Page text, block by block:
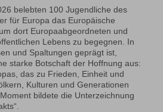
belebten 100 Jugendliche des
für Europa das Europäische
dort Europaabgeordneten und
Lebens zu begegnen. In
und Spaltungen geprägt ist,
starke Botschaft der Hoffnung aus:
das zu Frieden, Einheit und
Kulturen und Generationen
bildete die Unterzeichnung